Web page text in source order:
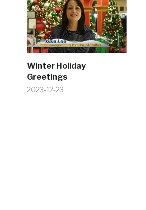
Winter Holiday
Greetings
2023-12-23